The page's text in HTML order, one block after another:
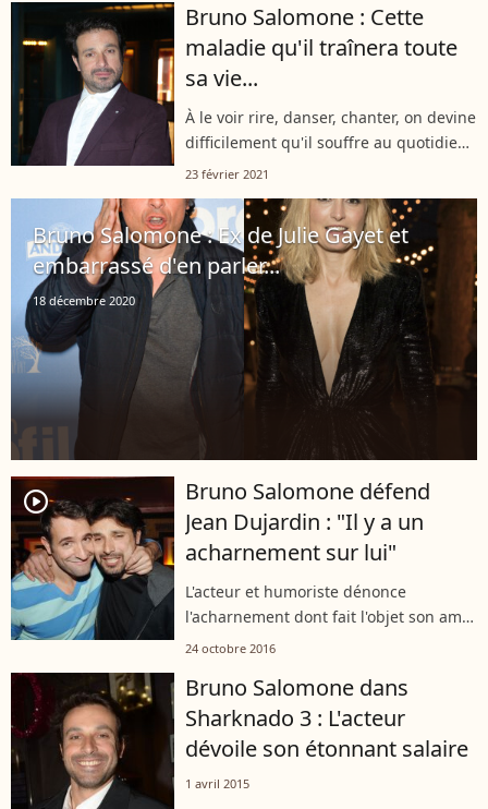
deux ans avec une très...
Bruno Salomone : Cette
maladie qu'il traînera toute
sa vie...
À le voir rire, danser, chanter, on devine
difficilement qu'il souffre au quotidien
d'un mystérieux trouble
l'écran le 23 février 2021 sur France...
23 février 2021
Bruno Salomone : Ex de Julie Gayet et
embarrassé d'en parler...
18 décembre 2020
player2
Bruno Salomone défend
Jean Dujardin : "Il y a un
acharnement sur lui"
L'acteur et humoriste dénonce
l'acharnement dont fait l'objet son ami
et partenaire de jeu, critiqué avec la
24 octobre 2016
Bruno Salomone dans
Sharknado 3 : L'acteur
dévoile son étonnant salaire
1 avril 2015